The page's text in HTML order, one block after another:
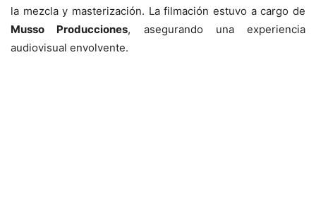
la mezcla y masterización. La filmación estuvo a cargo de
Musso Producciones, asegurando una experiencia
audiovisual envolvente.